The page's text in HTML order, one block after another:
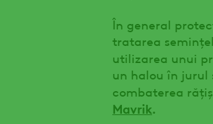
În general
tratarea
utilizarea unui
un halou în
combaterea
Mavrik.